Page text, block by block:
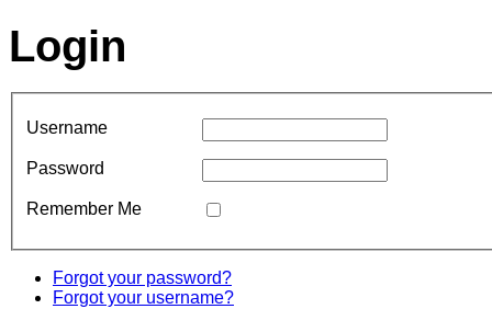
Login
Username
Password
Remember Me
Forgot your password?
Forgot your username?